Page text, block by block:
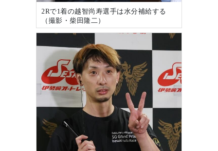
2Rで1着の越智尚寿選手は水分補給する
（撮影・柴田隆二）